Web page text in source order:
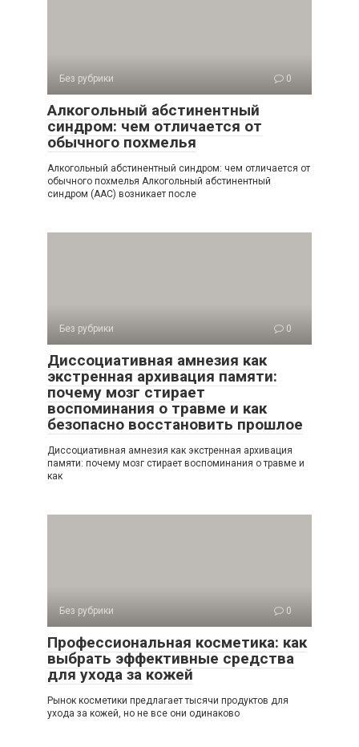
Без рубрики 0
Алкогольный абстинентный
синдром: чем отличается от
обычного похмелья
Алкогольный абстинентный синдром: чем отличается от
обычного похмелья Алкогольный абстинентный
синдром (ААС) возникает после
Без рубрики 0
Диссоциативная амнезия как
экстренная архивация памяти:
почему мозг стирает
воспоминания о травме и как
безопасно восстановить прошлое
Диссоциативная амнезия как экстренная архивация
памяти: почему мозг стирает воспоминания о травме и
как
Без рубрики 0
Профессиональная косметика: как
выбрать эффективные средства
для ухода за кожей
Рынок косметики предлагает тысячи продуктов для
ухода за кожей, но не все они одинаково